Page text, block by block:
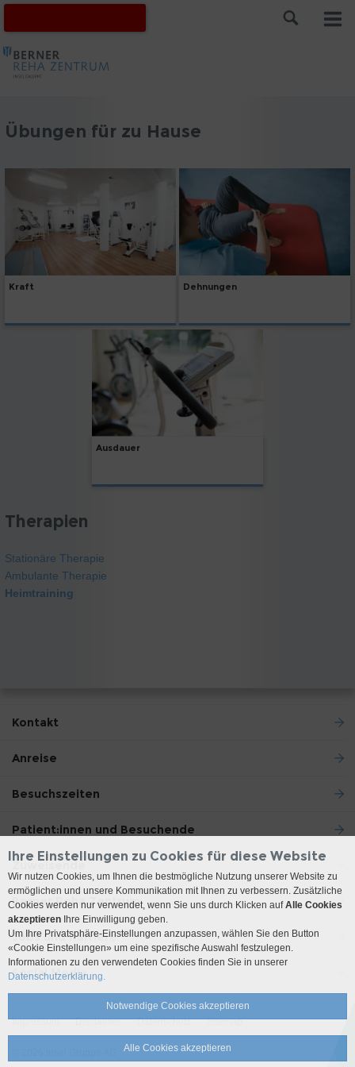
Übungen für zu Hause
Kraft Dehnungen
Ausdauer
Therapien
Stationäre Therapie
Ambulante Therapie
Heimtraining
Kontakt
Anreise
Besuchszeiten
Patient:innen und Besuchende
Zuweisende
Berner Reha Zentrum
Jobs und Karriere
Social Media
Impressum Disclaimer Datenschutz Sitemap
Ihre Einstellungen zu Cookies für diese Website
Wir nutzen Cookies, um Ihnen die bestmögliche Nutzung unserer Website zu
ermöglichen und unsere Kommunikation mit Ihnen zu verbessern. Zusätzliche
Cookies werden nur verwendet, wenn Sie uns durch Klicken aufAlle Cookies
akzeptieren Ihre Einwilligung geben.
Um Ihre Privatsphäre-Einstellungen anzupassen, wählen Sie den Button
«Cookie Einstellungen» um eine spezifische Auswahl festzulegen.
Informationen zu den verwendeten Cookies finden Sie in unserer
Datenschutzerklärung.
Notwendige Cookies akzeptieren
Alle Cookies akzeptieren